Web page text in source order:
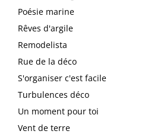
Poésie marine
Rêves d'argile
Remodelista
Rue de la déco
S'organiser c'est facile
Turbulences déco
Un moment pour toi
Vent de terre